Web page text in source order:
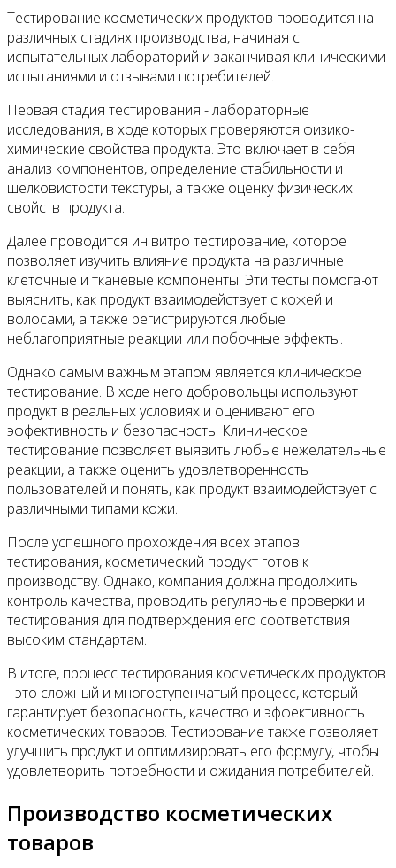
Тестирование косметических продуктов проводится на
различных стадиях производства, начиная с
испытательных лабораторий и заканчивая клиническими
испытаниями и отзывами потребителей.
Первая стадия тестирования - лабораторные
исследования, в ходе которых проверяются физико-
химические свойства продукта. Это включает в себя
анализ компонентов, определение стабильности и
шелковистости текстуры, а также оценку физических
свойств продукта.
Далее проводится ин витро тестирование, которое
позволяет изучить влияние продукта на различные
клеточные и тканевые компоненты. Эти тесты помогают
выяснить, как продукт взаимодействует с кожей и
волосами, а также регистрируются любые
неблагоприятные реакции или побочные эффекты.
Однако самым важным этапом является клиническое
тестирование. В ходе него добровольцы используют
продукт в реальных условиях и оценивают его
эффективность и безопасность. Клиническое
тестирование позволяет выявить любые нежелательные
реакции, а также оценить удовлетворенность
пользователей и понять, как продукт взаимодействует с
различными типами кожи.
После успешного прохождения всех этапов
тестирования, косметический продукт готов к
производству. Однако, компания должна продолжить
контроль качества, проводить регулярные проверки и
тестирования для подтверждения его соответствия
высоким стандартам.
В итоге, процесс тестирования косметических продуктов
- это сложный и многоступенчатый процесс, который
гарантирует безопасность, качество и эффективность
косметических товаров. Тестирование также позволяет
улучшить продукт и оптимизировать его формулу, чтобы
удовлетворить потребности и ожидания потребителей.
Производство косметических
товаров